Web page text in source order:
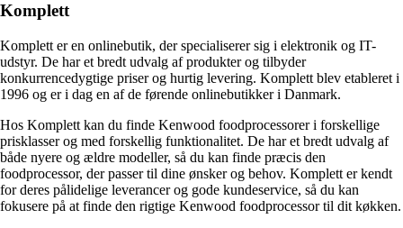
Komplett
Komplett er en onlinebutik, der specialiserer sig i elektronik og IT-
udstyr. De har et bredt udvalg af produkter og tilbyder
konkurrencedygtige priser og hurtig levering. Komplett blev etableret i
1996 og er i dag en af de førende onlinebutikker i Danmark.
Hos Komplett kan du finde Kenwood foodprocessorer i forskellige
prisklasser og med forskellig funktionalitet. De har et bredt udvalg af
både nyere og ældre modeller, så du kan finde præcis den
foodprocessor, der passer til dine ønsker og behov. Komplett er kendt
for deres pålidelige leverancer og gode kundeservice, så du kan
fokusere på at finde den rigtige Kenwood foodprocessor til dit køkken.